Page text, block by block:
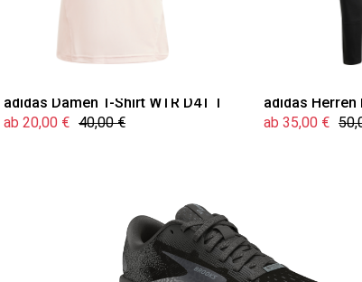
adidas Damen T-Shirt WTR D4T T
ab 20,00 € 40,00 €
adidas Herren
ab 35,00 €